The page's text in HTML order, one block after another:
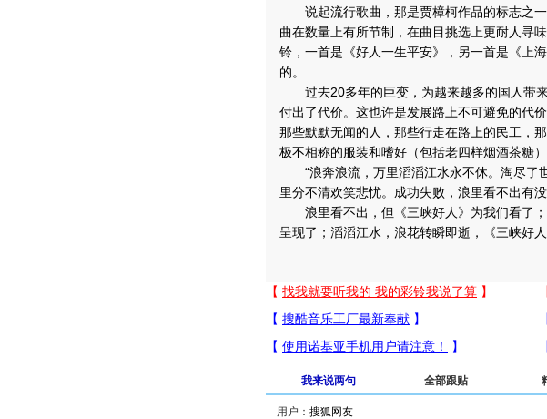
说起流行歌曲，那是贾樟柯作品的标志之一
曲在数量上有所节制，在曲目挑选上更耐人寻
铃，一首是《好人一生平安》，另一首是《上
的。
过去20多年的巨变，为越来越多的国人带
付出了代价。这也许是发展路上不可避免的代
那些默默无闻的人，那些行走在路上的民工，
极不相称的服装和嗜好（包括老四样烟酒茶糖
“浪奔浪流，万里滔滔江水永不休。淘尽了
里分不清欢笑悲忧。成功失败，浪里看不出有
浪里看不出，但《三峡好人》为我们看了；
呈现了；滔滔江水，浪花转瞬即逝，《三峡好人
我来说两句 全部跟贴
用户：